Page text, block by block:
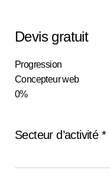
Devis gratuit
Progression
Concepteur web
0%
Secteur d’activité *